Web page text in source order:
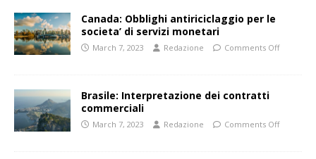
Canada: Obblighi antiriciclaggio per le
societa’ di servizi monetari
March 7, 2023 Redazione Comments Off
Brasile: Interpretazione dei contratti
commerciali
March 7, 2023 Redazione Comments Off